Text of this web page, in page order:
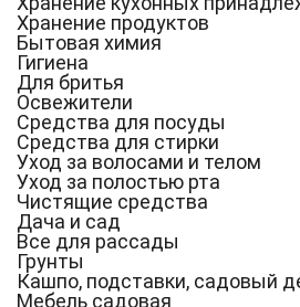
Хранение продуктов
Бытовая химия
Гигиена
Для бритья
Освежители
Средства для посуды
Средства для стирки
Уход за волосами и телом
Уход за полостью рта
Чистящие средства
Дача и сад
Все для рассады
Грунты
Кашпо, подставки, садовый
Мебель садовая